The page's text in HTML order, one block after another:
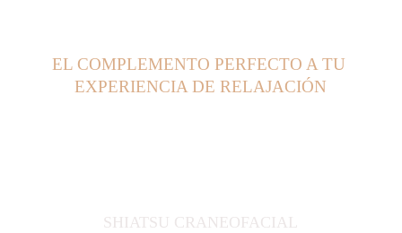
EL COMPLEMENTO PERFECTO A TU
EXPERIENCIA DE RELAJACIÓN
SHIATSU CRANEOFACIAL